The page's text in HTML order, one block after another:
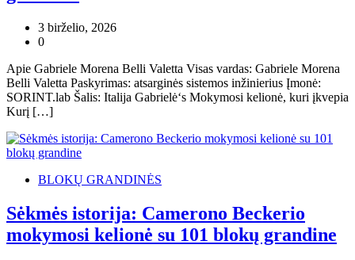
3 birželio, 2026
0
Apie Gabriele Morena Belli Valetta Visas vardas: Gabriele Morena
Belli Valetta Paskyrimas: atsarginės sistemos inžinierius Įmonė:
SORINT.lab Šalis: Italija Gabrielė‘s Mokymosi kelionė, kuri įkvepia
Kurį […]
BLOKŲ GRANDINĖS
Sėkmės istorija: Camerono Beckerio
mokymosi kelionė su 101 blokų grandine